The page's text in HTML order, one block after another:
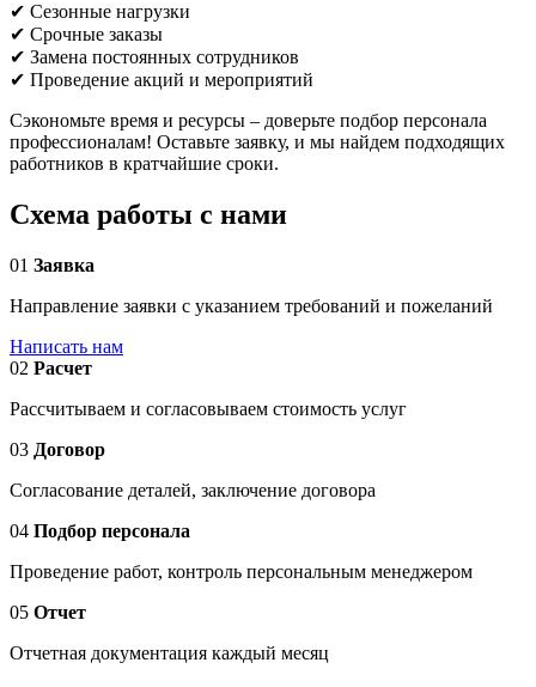
✔ Сезонные нагрузки
✔ Срочные заказы
✔ Замена постоянных сотрудников
✔ Проведение акций и мероприятий
Сэкономьте время и ресурсы – доверьте подбор персонала
профессионалам! Оставьте заявку, и мы найдем подходящих
работников в кратчайшие сроки.
Схема работы с нами
01 Заявка
Направление заявки с указанием требований и пожеланий
Написать нам
02 Расчет
Рассчитываем и согласовываем стоимость услуг
03 Договор
Согласование деталей, заключение договора
04 Подбор персонала
Проведение работ, контроль персональным менеджером
05 Отчет
Отчетная документация каждый месяц